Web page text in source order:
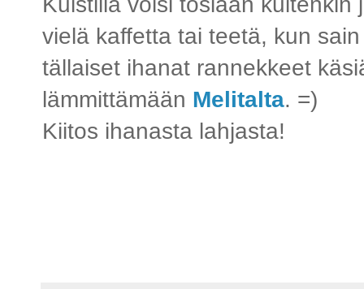
vielä kaffetta tai teetä, kun sain
tällaiset ihanat rannekkeet
lämmittämään Melitalta. =)
Kiitos ihanasta lahjasta!